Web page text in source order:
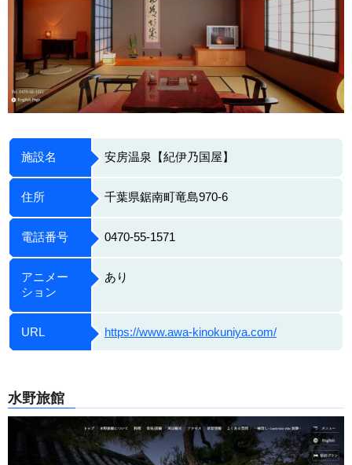
施設名 安房温泉【紀伊乃国屋】
住所 千葉県鋸南町竜島970-6
電話番号 0470-55-1571
アニメー
ション
あり
URL https://www.awa-kinokuniya.com/
水野旅館